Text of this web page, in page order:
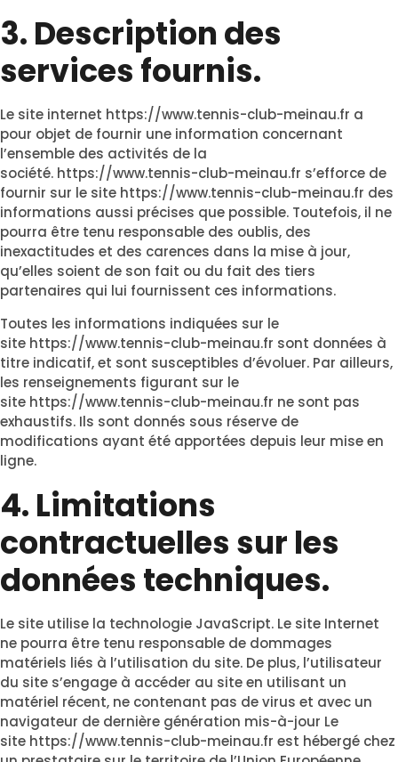
3. Description des
services fournis.
Le site internet https://www.tennis-club-meinau.fr a
pour objet de fournir une information concernant
l’ensemble des activités de la
société. https://www.tennis-club-meinau.fr s’efforce de
fournir sur le site https://www.tennis-club-meinau.fr des
informations aussi précises que possible. Toutefois, il ne
pourra être tenu responsable des oublis, des
inexactitudes et des carences dans la mise à jour,
qu’elles soient de son fait ou du fait des tiers
partenaires qui lui fournissent ces informations.
Toutes les informations indiquées sur le
site https://www.tennis-club-meinau.fr sont données à
titre indicatif, et sont susceptibles d’évoluer. Par ailleurs,
les renseignements figurant sur le
site https://www.tennis-club-meinau.fr ne sont pas
exhaustifs. Ils sont donnés sous réserve de
modifications ayant été apportées depuis leur mise en
ligne.
4. Limitations
contractuelles sur les
données techniques.
Le site utilise la technologie JavaScript. Le site Internet
ne pourra être tenu responsable de dommages
matériels liés à l’utilisation du site. De plus, l’utilisateur
du site s’engage à accéder au site en utilisant un
matériel récent, ne contenant pas de virus et avec un
navigateur de dernière génération mis-à-jour Le
site https://www.tennis-club-meinau.fr est hébergé chez